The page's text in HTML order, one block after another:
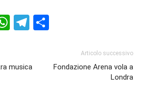
WhatsApp
Telegram
musica
Articolo successivo
Fondazione Arena vola a
Londra